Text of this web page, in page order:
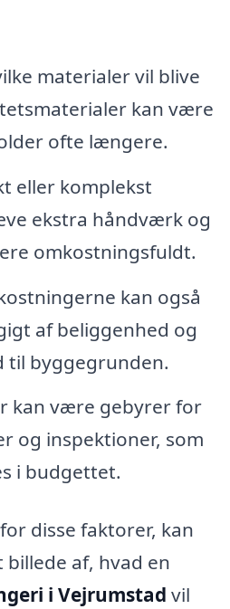
materialer vil blive
kan være
ofte længere.
eller komplekst
ekstra håndværk og
omkostningsfuldt.
kan også
af beliggenhed og
byggegrunden.
kan være gebyrer for
og inspektioner, som
i budgettet.
disse faktorer, kan
af, hvad en
i Vejrumstad vil